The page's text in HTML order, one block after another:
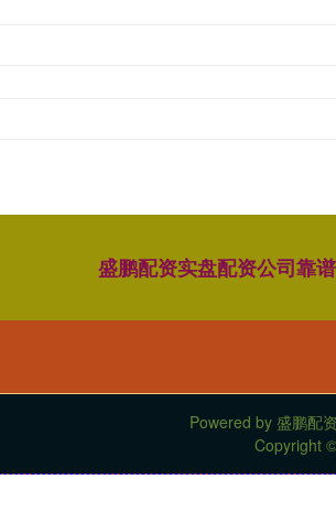
盛鹏配资实盘配资公司靠
Powered by 盛鹏配资
Copyright